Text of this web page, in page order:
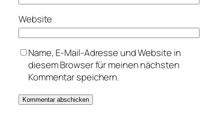
Website
Name, E-Mail-Adresse und Website in
diesem Browser für meinen nächsten
Kommentar speichern.